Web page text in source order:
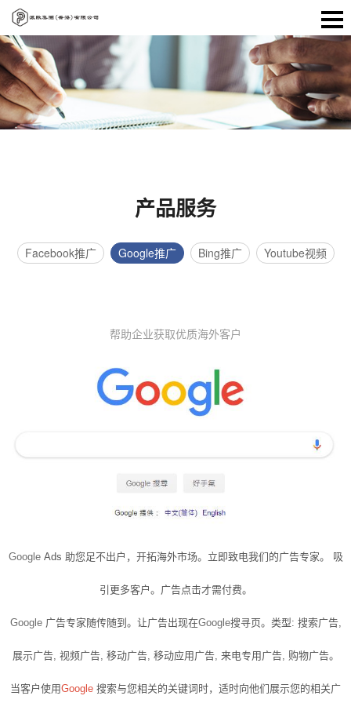
产品服务
Facebook推广 Google推广 Bing推广 Youtube视频
帮助企业获取优质海外客户
GoogleAds 助您足不出户，开拓海外市场。立即致电我们的广告专家。 吸
引更多客户。广告点击才需付费。
Google广告专家随传随到。让广告出现在Google搜寻页。类型: 搜索广告,
展示广告, 视频广告, 移动广告, 移动应用广告, 来电专用广告, 购物广告。
当客户使用Google 搜索与您相关的关键词时，适时向他们展示您的相关广